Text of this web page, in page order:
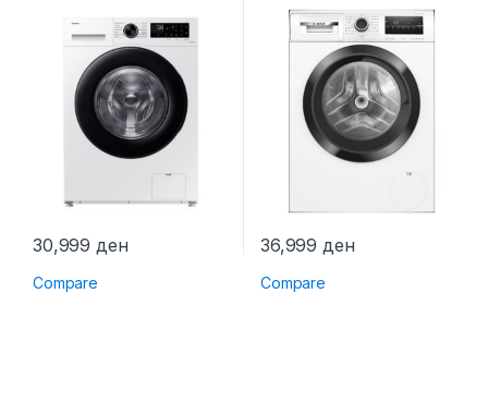
30,999ден
Compare
36,999ден
Compare